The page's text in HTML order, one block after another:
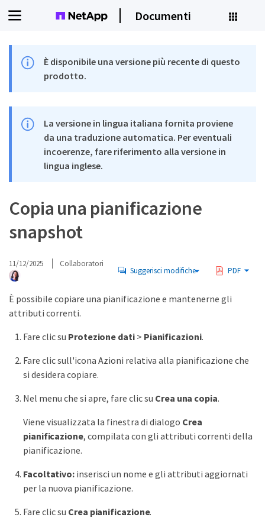
Documenti
È disponibile una versione più recente di questo
prodotto.
La versione in lingua italiana fornita proviene
da una traduzione automatica. Per eventuali
incoerenze, fare riferimento alla versione in
lingua inglese.
Copia una pianificazione
snapshot
11/12/2025 Collaboratori
Suggerisci modifiche PDF
È possibile copiare una pianificazione e mantenerne gli
attributi correnti.
Fare clic su Protezione dati> Pianificazioni.
Fare clic sull'icona Azioni relativa alla pianificazione che
si desidera copiare.
Nel menu che si apre, fare clic su Crea una copia.
Viene visualizzata la finestra di dialogo Crea
pianificazione, compilata con gli attributi correnti della
pianificazione.
Facoltativo: inserisci un nome e gli attributi aggiornati
per la nuova pianificazione.
Fare clic su Crea pianificazione.